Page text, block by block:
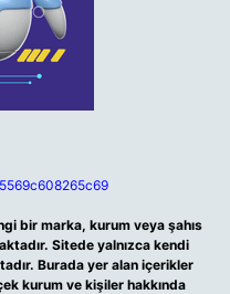
bir marka, kurum veya şahıs
Sitede yalnızca kendi
Burada yer alan içerikler
kurum ve kişiler hakkında